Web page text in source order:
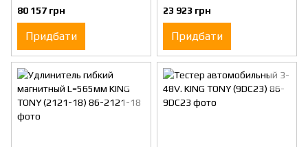
KING TONY (34488-26)
80 157 грн
Придбати
KING TONY (34488)
23 923 грн
Придбати